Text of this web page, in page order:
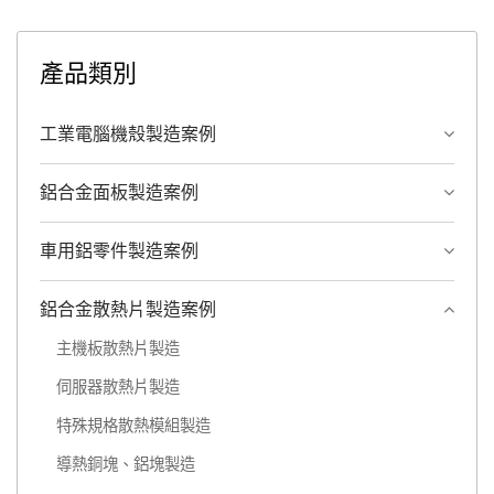
產品類別
工業電腦機殼製造案例
鋁合金面板製造案例
車用鋁零件製造案例
鋁合金散熱片製造案例
主機板散熱片製造
伺服器散熱片製造
特殊規格散熱模組製造
導熱銅塊、鋁塊製造